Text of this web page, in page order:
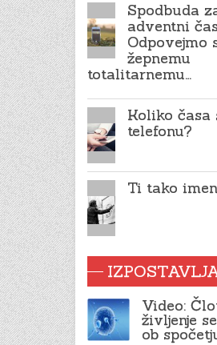
Spodbuda
adventni
Odpovejmo
žepnemu
totalitarnemu…
Koliko časa
telefonu?
Ti tako
Video:
življenje
ob